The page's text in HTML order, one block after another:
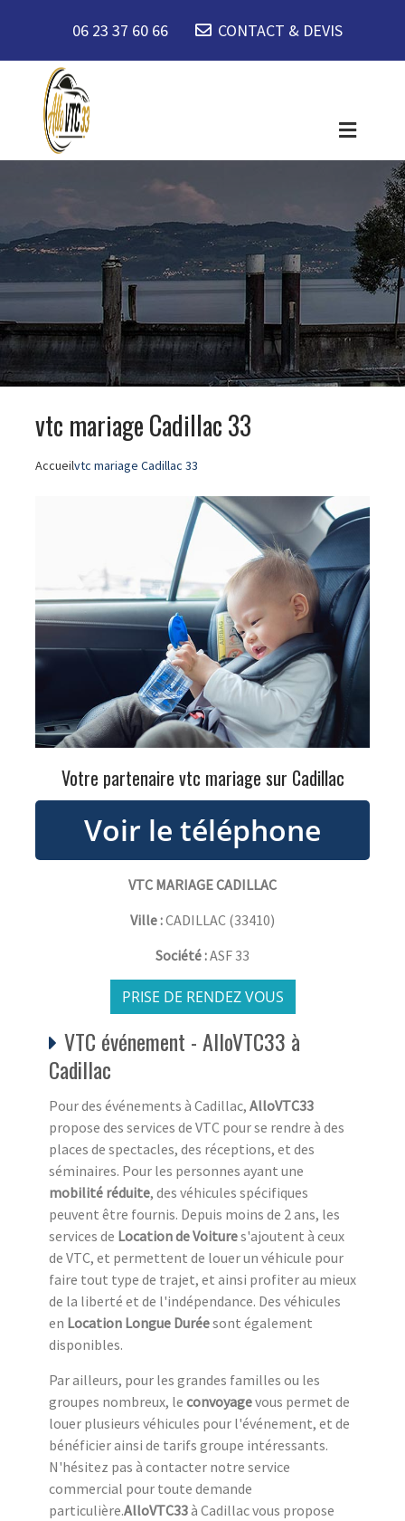
06 23 37 60 66 CONTACT & DEVIS
vtc mariage Cadillac 33
Accueilvtc mariage Cadillac 33
Votre partenaire vtc mariage sur Cadillac
VTC MARIAGE CADILLAC
Ville :CADILLAC (33410)
Société :ASF 33
PRISE DE RENDEZ VOUS
VTC événement - AlloVTC33 à
Cadillac
Pour des événements à Cadillac, AlloVTC33
propose des services de VTC pour se rendre à des
places de spectacles, des réceptions, et des
séminaires. Pour les personnes ayant une
mobilité réduite, des véhicules spécifiques
peuvent être fournis. Depuis moins de 2 ans, les
services de Location de Voitures'ajoutent à ceux
de VTC, et permettent de louer un véhicule pour
faire tout type de trajet, et ainsi profiter au mieux
de la liberté et de l'indépendance. Des véhicules
en Location Longue Duréesont également
disponibles.
Par ailleurs, pour les grandes familles ou les
groupes nombreux, le convoyagevous permet de
louer plusieurs véhicules pour l'événement, et de
bénéficier ainsi de tarifs groupe intéressants.
N'hésitez pas à contacter notre service
commercial pour toute demande
particulière.AlloVTC33à Cadillac vous propose